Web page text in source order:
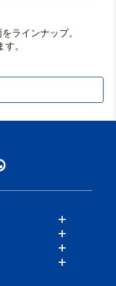
ラインナップ。
。